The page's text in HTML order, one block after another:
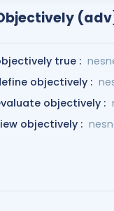
true :
objectively :
objectively :
objectively :